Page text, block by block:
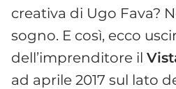
creativa di Ugo Fava?
sogno. E così, ecco
dell’imprenditore il
ad aprile 2017 sul lato